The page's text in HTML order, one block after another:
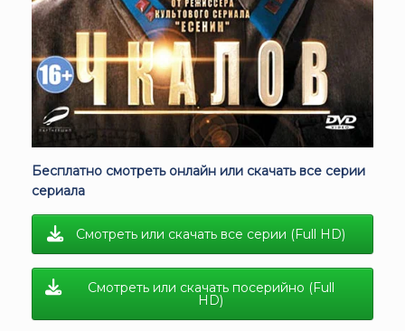
Бесплатно смотреть онлайн или скачать все серии
сериала
Смотреть или скачать все серии (Full HD)
Смотреть или скачать посерийно (Full
HD)